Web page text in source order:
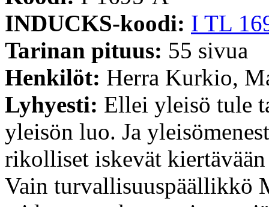
INDUCKS-koodi: I TL
Tarinan pituus: 55 sivua
Henkilöt: Herra Kurkio,
Lyhyesti: Ellei yleisö tule
yleisön luo. Ja
rikolliset iskevät kiertävään
Vain turvallisuuspäällikkö